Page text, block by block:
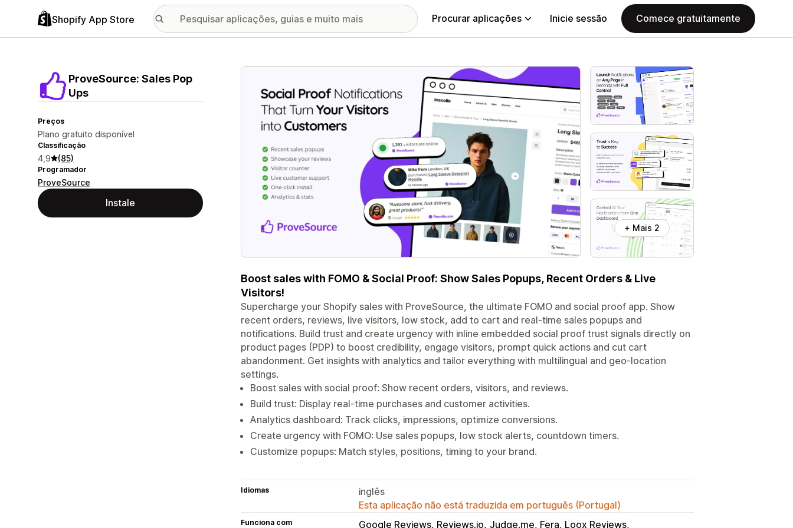
Shopify App Store Procurar aplicações Inicie sessão Comece gratuitamente
ProveSource: Sales Pop
Ups
Preços
Plano gratuito disponível
Classificação
4,9 (85)
Programador
ProveSource
Instale
Galeria de imagens em destaque
+ Mais 2
Boost sales with FOMO & Social Proof: Show Sales Popups, Recent Orders & Live
Visitors!
Supercharge your Shopify sales with ProveSource, the ultimate FOMO and social proof app. Show
recent orders, reviews, live visitors, low stock, add to cart and real-time sales popups and
notifications. Build trust and create urgency with inline embedded social proof trust signals directly on
product pages (PDP) to boost credibility, engage visitors, prompt quick actions and cut cart
abandonment. Get insights with analytics and tailor everything with multilingual and geo-location
settings.
Boost sales with social proof: Show recent orders, visitors, and reviews.
Build trust: Display real-time purchases and customer activities.
Analytics dashboard: Track clicks, impressions, optimize conversions.
Create urgency with FOMO: Use sales popups, low stock alerts, countdown timers.
Customize popups: Match styles, positions, timing to your brand.
Idiomas
inglês
Esta aplicação não está traduzida em português (Portugal)
Funciona com Google Reviews, Reviews.io Judge.me, Fera, Loox Reviews